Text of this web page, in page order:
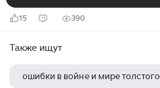
15 390
Также ищут
ошибки в войне и мире толстого